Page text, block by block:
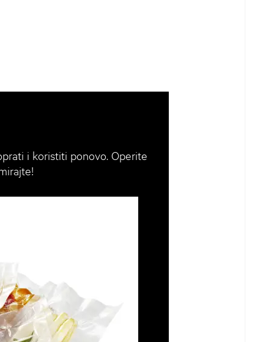
i koristiti ponovo. Operite